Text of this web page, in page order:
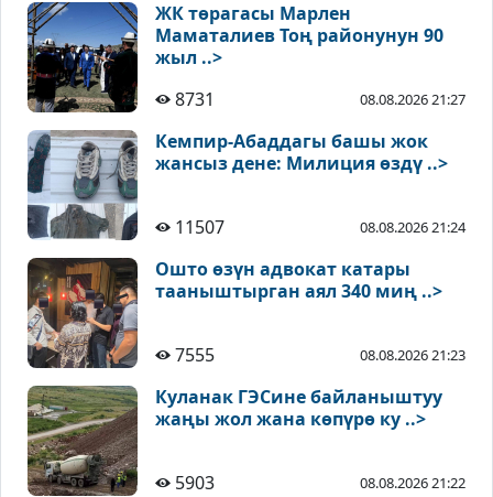
ЖК төрагасы Марлен
Маматалиев Тоң районунун 90
жыл ..>
8731
08.08.2026 21:27
Кемпир-Абаддагы башы жок
жансыз дене: Милиция өздү ..>
11507 08.08.2026 21:24
Ошто өзүн адвокат катары
тааныштырган аял 340 миң ..>
7555 08.08.2026 21:23
Куланак ГЭСине байланыштуу
жаңы жол жана көпүрө ку ..>
5903 08.08.2026 21:22